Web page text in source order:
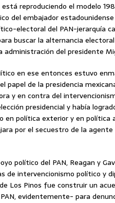
reproduciendo el modelo
del embajador
electoral del PAN-jerarquía
buscar la alternancia
administración del presidente
en ese entonces estuvo
papel de la presidencia
y en contra del
presidencial y había
en política exterior y en política
por el secuestro de la
político del PAN, Reagan y
de intervencionismo político y
Los Pinos fue construir un
evidentemente- para